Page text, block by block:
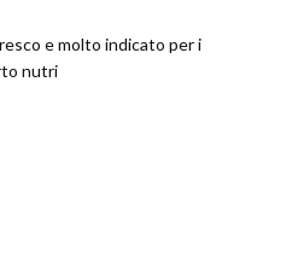
e molto indicato per i
nutri